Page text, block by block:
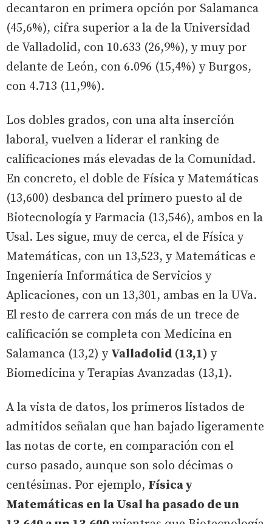
decantaron en primera opción por Salamanca
(45,6%), cifra superior a la de la Universidad
de Valladolid, con 10.633 (26,9%), y muy por
delante de León, con 6.096 (15,4%) y Burgos,
con 4.713 (11,9%).
Los dobles grados, con una alta inserción
laboral, vuelven a liderar el ranking de
calificaciones más elevadas de la Comunidad.
En concreto, el doble de Física y Matemáticas
(13,600) desbanca del primero puesto al de
Biotecnología y Farmacia (13,546), ambos en la
Usal. Les sigue, muy de cerca, el de Física y
Matemáticas, con un 13,523, y Matemáticas e
Ingeniería Informática de Servicios y
Aplicaciones, con un 13,301, ambas en la UVa.
El resto de carrera con más de un trece de
calificación se completa con Medicina en
Salamanca (13,2) y Valladolid (13,1) y
Biomedicina y Terapias Avanzadas (13,1).
A la vista de datos, los primeros listados de
admitidos señalan que han bajado ligeramente
las notas de corte, en comparación con el
curso pasado, aunque son solo décimas o
centésimas. Por ejemplo, Física y
Matemáticas en la Usal ha pasado de un